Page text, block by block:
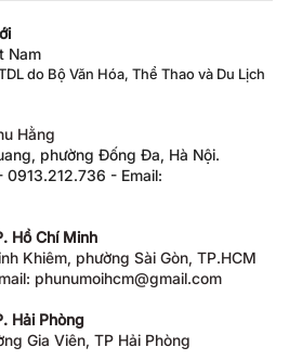
Nam
do Bộ Văn Hóa, Thể Thao và Du Lịch
Hằng
phường Đống Đa, Hà Nội.
- Email:
Hồ Chí Minh
Khiêm, phường Sài Gòn, TP.HCM
phunumoihcm@gmail.com
Hải Phòng
Gia Viên, TP Hải Phòng